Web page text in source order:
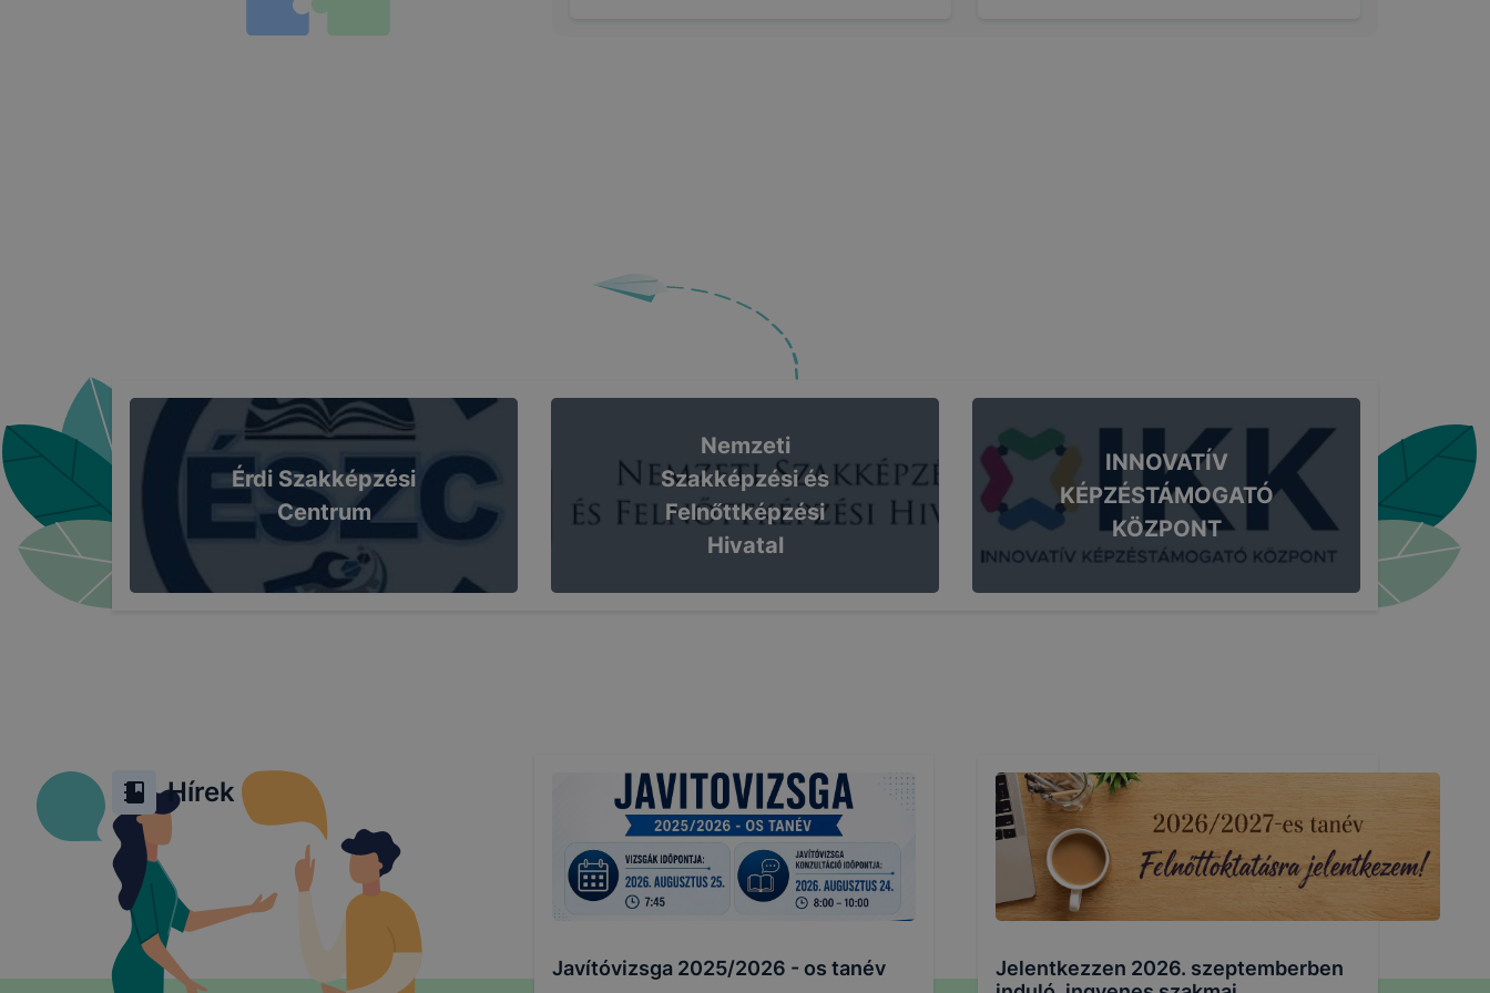
Érdi Szakképzési
Centrum
Nemzeti
Szakképzési és
Felnőttképzési
Hivatal
INNOVATÍV
KÉPZÉSTÁMOGATÓ
KÖZPONT
Hírek
Javítóvizsga 2025/2026 - os tanév
Jelentkezzen 2026. szeptemberben